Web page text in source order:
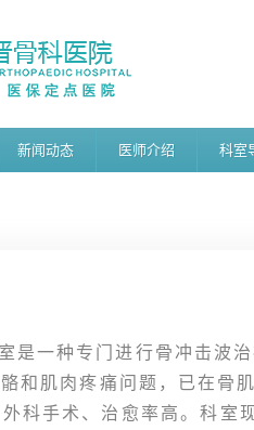
新闻动态 医师介绍 科室
是一种专门进行骨冲击波
和肌肉疼痛问题，已在骨
科手术、治愈率高。科室